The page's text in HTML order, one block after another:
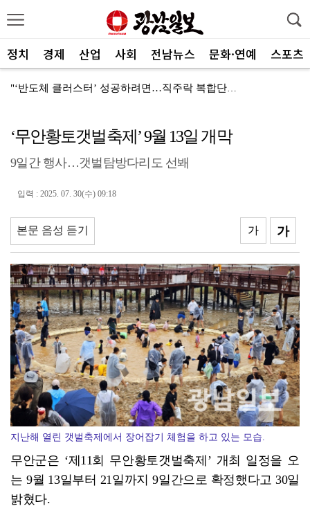
정치 경제 산업 사회 전남뉴스 문화·연예 스포츠
"‘반도체 클러스터’ 성공하려면…직주락 복합단지 구축"
"광주 5개 자치구 기능·권한 확대해야 불균형 해소"
폭염에 멈춘 무안공항 참사 재수색 10일 재개
민주 당권 주자들, 텃밭 호남 민심잡기 '사활'
[사설]강진 병영면 ‘도시재생 성공모델’된 이유
폭염·가뭄·고수온 비상…농·수협, 현장 지원 총력
[강소기업을 키우자] 궁전제과
‘무안황토갯벌축제’ 9월 13일 개막
9일간 행사…갯벌탐방다리도 선봬
입력 : 2025. 07. 30(수) 09:18
본문 음성 듣기 가
가
지난해 열린 갯벌축제에서 장어잡기 체험을 하고 있는 모습.
무안군은 ‘제11회 무안황토갯벌축제’ 개최 일정을 오
는 9월 13일부터 21일까지 9일간으로 확정했다고 30일
밝혔다.